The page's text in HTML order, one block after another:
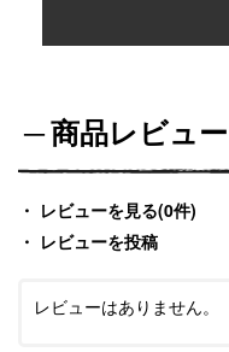
商品レビュー
レビューを見る(0件)
レビューを投稿
レビューはありません。